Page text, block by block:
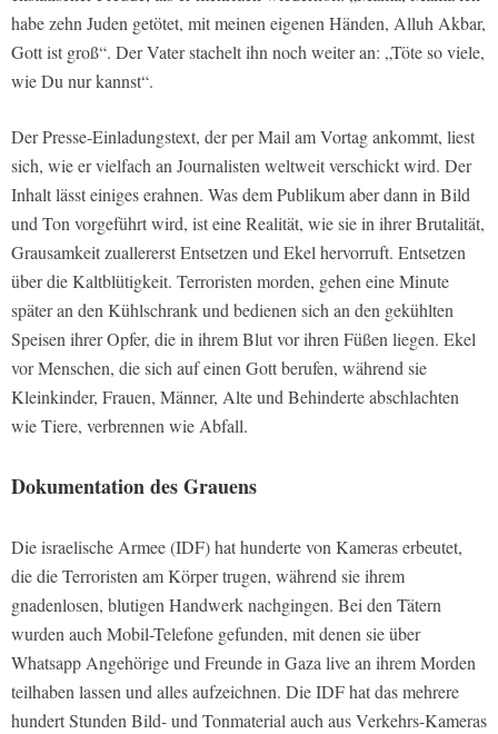
habe zehn Juden getötet, mit meinen eigenen Händen, Alluh Akbar,
Gott ist groß“. Der Vater stachelt ihn noch weiter an: „Töte so viele,
wie Du nur kannst“.
Der Presse-Einladungstext, der per Mail am Vortag ankommt, liest
sich, wie er vielfach an Journalisten weltweit verschickt wird. Der
Inhalt lässt einiges erahnen. Was dem Publikum aber dann in Bild
und Ton vorgeführt wird, ist eine Realität, wie sie in ihrer Brutalität,
Grausamkeit zuallererst Entsetzen und Ekel hervorruft. Entsetzen
über die Kaltblütigkeit. Terroristen morden, gehen eine Minute
später an den Kühlschrank und bedienen sich an den gekühlten
Speisen ihrer Opfer, die in ihrem Blut vor ihren Füßen liegen. Ekel
vor Menschen, die sich auf einen Gott berufen, während sie
Kleinkinder, Frauen, Männer, Alte und Behinderte abschlachten
wie Tiere, verbrennen wie Abfall.
Dokumentation des Grauens
Die israelische Armee (IDF) hat hunderte von Kameras erbeutet,
die die Terroristen am Körper trugen, während sie ihrem
gnadenlosen, blutigen Handwerk nachgingen. Bei den Tätern
wurden auch Mobil-Telefone gefunden, mit denen sie über
Whatsapp Angehörige und Freunde in Gaza live an ihrem Morden
teilhaben lassen und alles aufzeichnen. Die IDF hat das mehrere
hundert Stunden Bild- und Tonmaterial auch aus Verkehrs-Kameras